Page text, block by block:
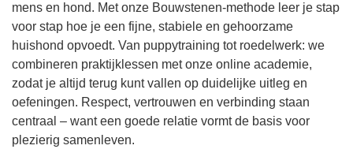
mens en hond. Met onze Bouwstenen-methode leer je stap
voor stap hoe je een fijne, stabiele en gehoorzame
huishond opvoedt. Van puppytraining tot roedelwerk: we
combineren praktijklessen met onze online academie,
zodat je altijd terug kunt vallen op duidelijke uitleg en
oefeningen. Respect, vertrouwen en verbinding staan
centraal – want een goede relatie vormt de basis voor
plezierig samenleven.